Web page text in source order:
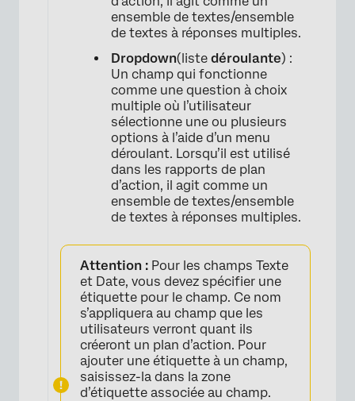
×
ensemble de textes/ensemble
de textes à réponses multiples.
Dropdown(liste déroulante) :
Un champ qui fonctionne
comme une question à choix
multiple où l’utilisateur
sélectionne une ou plusieurs
options à l’aide d’un menu
déroulant. Lorsqu’il est utilisé
dans les rapports de plan
d’action, il agit comme un
ensemble de textes/ensemble
de textes à réponses multiples.
Attention : Pour les champs Texte
et Date, vous devez spécifier une
étiquette pour le champ. Ce nom
s’appliquera au champ que les
utilisateurs verront quant ils
créeront un plan d’action. Pour
ajouter une étiquette à un champ,
saisissez-la dans la zone
d’étiquette associée au champ.